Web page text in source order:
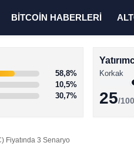
BİTCOİN HABERLERİ
58,8%
10,5%
30,7%
Korkak
25/100
Fiyatında 3 Senaryo